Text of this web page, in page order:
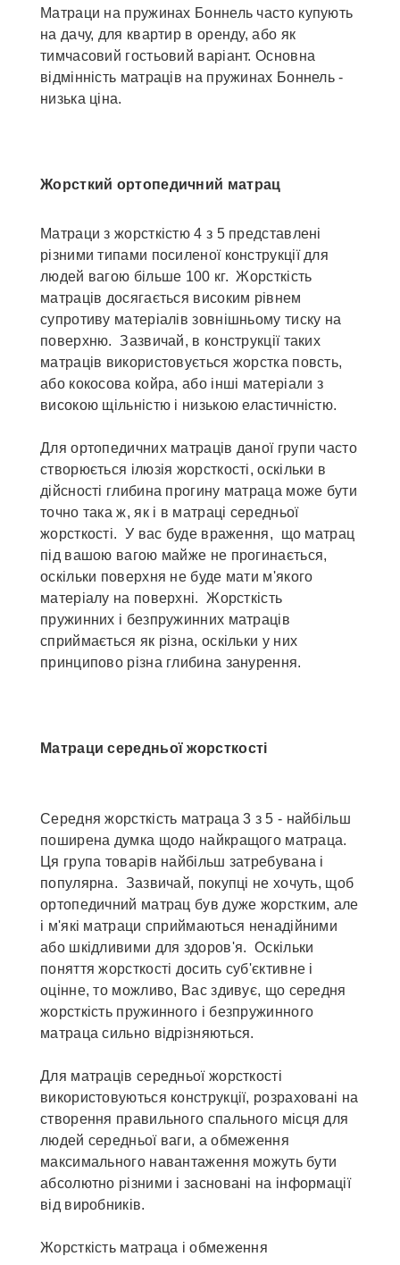
Матраци на пружинах Боннель часто купують
на дачу, для квартир в оренду, або як
тимчасовий гостьовий варіант. Основна
відмінність матраців на пружинах Боннель -
низька ціна.
Жорсткий ортопедичний матрац
Матраци з жорсткістю 4 з 5 представлені
різними типами посиленої конструкції для
людей вагою більше 100 кг. Жорсткість
матраців досягається високим рівнем
супротиву матеріалів зовнішньому тиску на
поверхню. Зазвичай, в конструкції таких
матраців використовується жорстка повсть,
або кокосова койра, або інші матеріали з
високою щільністю і низькою еластичністю.
Для ортопедичних матраців даної групи часто
створюється ілюзія жорсткості, оскільки в
дійсності глибина прогину матраца може бути
точно така ж, як і в матраці середньої
жорсткості. У вас буде враження, що матрац
під вашою вагою майже не прогинається,
оскільки поверхня не буде мати м'якого
матеріалу на поверхні. Жорсткість
пружинних і безпружинних матраців
сприймається як різна, оскільки у них
принципово різна глибина занурення.
Матраци середньої жорсткості
Середня жорсткість матраца 3 з 5 - найбільш
поширена думка щодо найкращого матраца.
Ця група товарів найбільш затребувана і
популярна. Зазвичай, покупці не хочуть, щоб
ортопедичний матрац був дуже жорстким, але
і м'які матраци сприймаються ненадійними
або шкідливими для здоров'я. Оскільки
поняття жорсткості досить суб'єктивне і
оцінне, то можливо, Вас здивує, що середня
жорсткість пружинного і безпружинного
матраца сильно відрізняються.
Для матраців середньої жорсткості
використовуються конструкції, розраховані на
створення правильного спального місця для
людей середньої ваги, а обмеження
максимального навантаження можуть бути
абсолютно різними і засновані на інформації
від виробників.
Жорсткість матраца і обмеження